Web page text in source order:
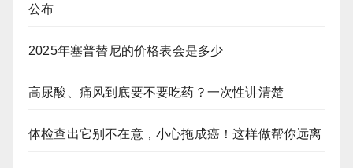
公布
2025年塞普替尼的价格表会是多少
高尿酸、痛风到底要不要吃药？一次性讲清楚
体检查出它别不在意，小心拖成癌！这样做帮你远离